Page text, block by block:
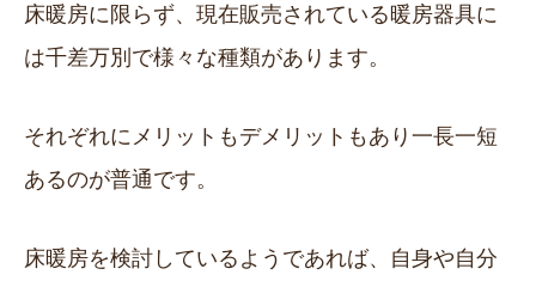
床暖房に限らず、現在販売されている暖房器具に
は千差万別で様々な種類があります。
それぞれにメリットもデメリットもあり一長一短
あるのが普通です。
床暖房を検討しているようであれば、自身や自分